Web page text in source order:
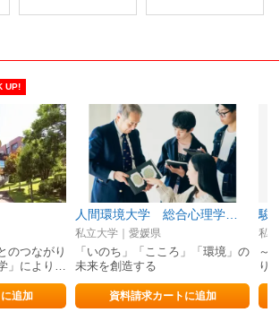
UP!
のつながり
」により…
追加
私立大学｜愛媛県
「いのち」「こころ」「環境」の
未来を創造する
資料請求カートに追加
駿
私
～
り